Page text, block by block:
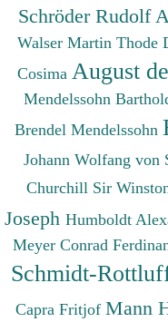
Schröder Rudolf
Walser Martin Thode
Cosima August
Mendelssohn
Brendel Mendelssohn
Johann Wolfang von
Churchill Sir
Joseph Humboldt
Meyer Conrad
Schmidt-
Capra Fritjof Mann